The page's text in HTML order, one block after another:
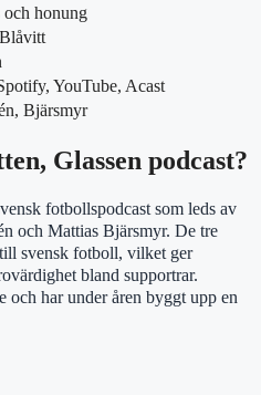
honung
YouTube, Acast
Bjärsmyr
Glassen podcast?
fotbollspodcast som leds av
och Mattias Bjärsmyr. De tre
svensk fotboll, vilket ger
bland supportrar.
och har under åren byggt upp en